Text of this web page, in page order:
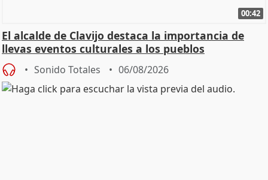
00:42
El alcalde de Clavijo destaca la importancia de
llevas eventos culturales a los pueblos
Sonido Totales 06/08/2026